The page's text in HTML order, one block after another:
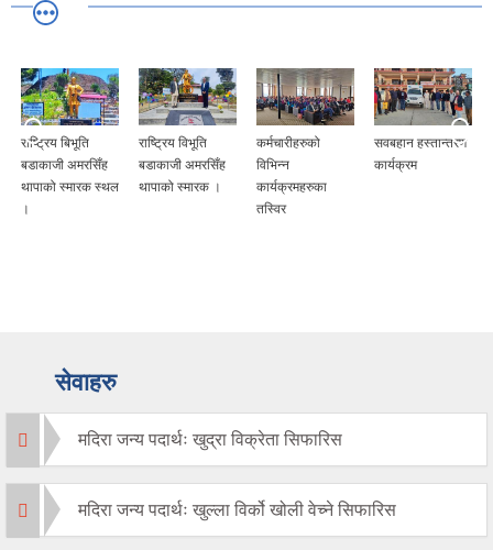
राष्ट्रिय बिभूति
बडाकाजी अमरसिँह
थापाको स्मारक स्थल
।
राष्ट्रिय विभूति
बडाकाजी अमरसिँह
थापाको स्मारक ।
कर्मचारीहरुको
विभिन्न
कार्यक्रमहरुका
तस्विर
सवबहान हस्तान्तरण
कार्यक्रम
सेवाहरु
मदिरा जन्य पदार्थः खुद्रा विक्रेता सिफारिस
मदिरा जन्य पदार्थः खुल्ला विर्को खोली वेच्ने सिफारिस